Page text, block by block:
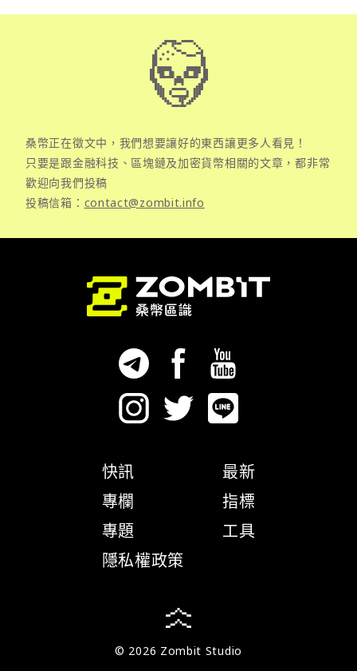
桑幣正在徵文中，我們想要讓好的東西讓更多人看見！
只要是跟金融科技、區塊鏈及加密貨幣相關的文章，都非常
歡迎向我們投稿
投稿信箱： contact@zombit.info
快訊
專欄
專題
隱私權政策
最新
指標
工具
© 2026 Zombit Studio